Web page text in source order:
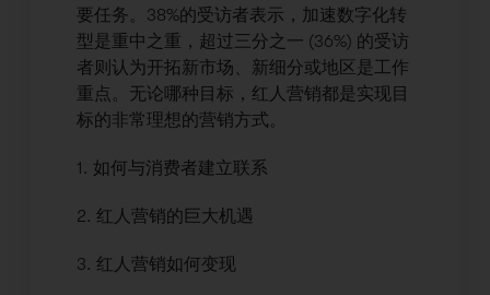
要任务。38%的受访者表示，加速数字化转
型是重中之重，超过三分之一 (36%) 的受访
者则认为开拓新市场、新细分或地区是工作
重点。无论哪种目标，红人营销都是实现目
标的非常理想的营销方式。
1. 如何与消费者建立联系
2. 红人营销的巨大机遇
3. 红人营销如何变现